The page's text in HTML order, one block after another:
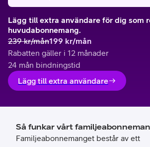
Lägg till extra användare för dig som
huvudabonnemang.
239 kr/mån199 kr/mån
Rabatten gäller i 12 månader
24 mån bindningstid
Lägg till extra användare
Så funkar vårt
Familjeabonnemanget består av ett